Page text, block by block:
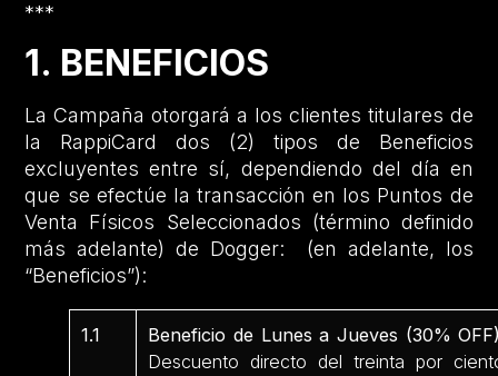
***
1. BENEFICIOS
La Campaña otorgará a los clientes titulares de
la RappiCard dos (2) tipos de Beneficios
excluyentes entre sí, dependiendo del día en
que se efectúe la transacción en los Puntos de
Venta Físicos Seleccionados (término definido
más adelante) de Dogger: (en adelante, los
“Beneficios”):
1.1
Beneficio de Lunes a Jueves (30%
Descuento directo del treinta por